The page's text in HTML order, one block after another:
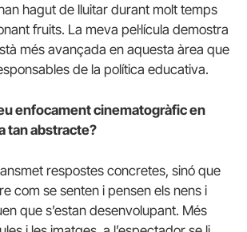
hagut de lluitar durant molt temps
fruits. La meva pel·lícula demostra
més avançada en aquesta àrea que
de la política educativa.
enfocament cinematogràfic en
tan abstracte?
respostes concretes, sinó que
com se senten i pensen els nens i
que s’estan desenvolupant. Més